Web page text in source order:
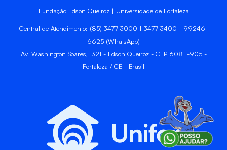
Fundação Edson Queiroz | Universidade de Fortaleza
Central de Atendimento: (85) 3477-3000 | 3477-3400 | 99246-
6625 (WhatsApp)
Av. Washington Soares, 1321 - Edson Queiroz - CEP 60811-905 -
Fortaleza / CE - Brasil